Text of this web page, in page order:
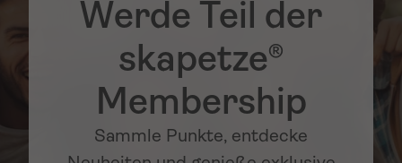
Werde Teil der
skapetze®
Membership
Sammle Punkte, entdecke